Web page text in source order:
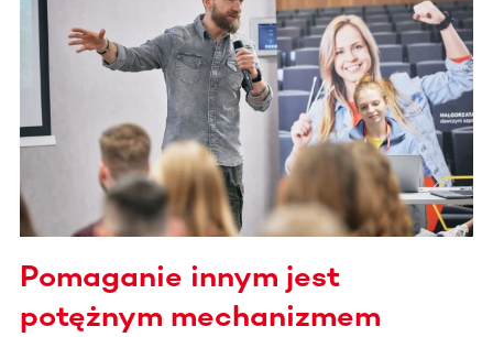
Pomaganie innym jest
potężnym mechanizmem